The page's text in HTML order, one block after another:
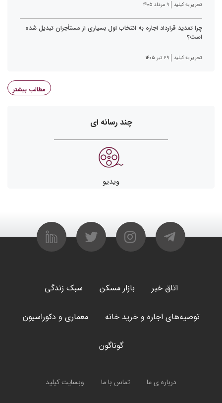
تحریریه کیلید ۹ مرداد ۱۴۰۵
چرا تمدید قرارداد اجاره به انتخاب اول بسیاری از مستأجران تبدیل شده
است؟
تحریریه کیلید ۲۹ تیر ۱۴۰۵
مطالب بیشتر
چند رسانه ای
ویدیو
اتاق خبر بازار مسکن سبک زندگی
توصیه‌های اجاره و خرید خانه معماری و دکوراسیون
گوناگون
درباره ی ما تماس با ما وبسایت کیلید